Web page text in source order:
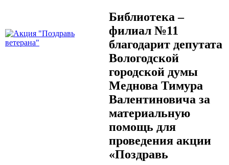
Библиотека –
филиал №11
благодарит депутата
Вологодской
городской думы
Меднова Тимура
Валентиновича за
материальную
помощь для
проведения акции
«Поздравь